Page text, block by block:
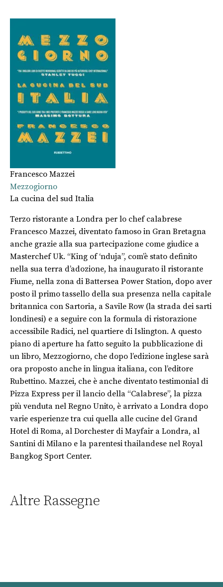
Francesco Mazzei
Mezzogiorno
La cucina del sud Italia
Terzo ristorante a Londra per lo chef calabrese
Francesco Mazzei, diventato famoso in Gran Bretagna
anche grazie alla sua partecipazione come giudice a
Masterchef Uk. “King of ‘nduja”, com’è stato definito
nella sua terra d’adozione, ha inaugurato il ristorante
Fiume, nella zona di Battersea Power Station, dopo aver
posto il primo tassello della sua presenza nella capitale
britannica con Sartoria, a Savile Row (la strada dei sarti
londinesi) e a seguire con la formula di ristorazione
accessibile Radici, nel quartiere di Islington. A questo
piano di aperture ha fatto seguito la pubblicazione di
un libro, Mezzogiorno, che dopo l’edizione inglese sarà
ora proposto anche in lingua italiana, con l’editore
Rubettino. Mazzei, che è anche diventato testimonial di
Pizza Express per il lancio della “Calabrese”, la pizza
più venduta nel Regno Unito, è arrivato a Londra dopo
varie esperienze tra cui quella alle cucine del Grand
Hotel di Roma, al Dorchester di Mayfair a Londra, al
Santini di Milano e la parentesi thailandese nel Royal
Bangkog Sport Center.
Altre Rassegne